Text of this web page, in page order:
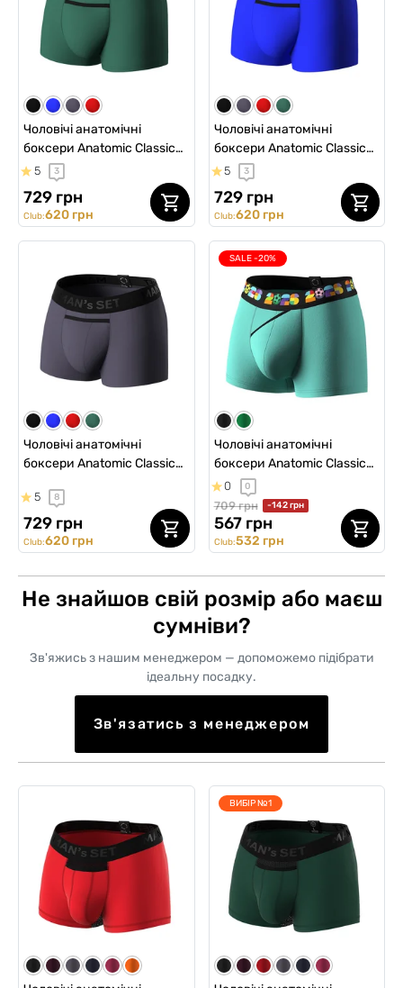
Чоловічі анатомічні
боксери Anatomic Classic
Black Series Micromodal,
темно-зелений
5 3
729 грн
Club:620 грн
Чоловічі анатомічні
боксери Anatomic Classic
Black Series Micromodal,
електрик
5 3
729 грн
Club:620 грн
Чоловічі анатомічні
боксери Anatomic Classic
графітовий
5 8
729 грн
Club:620 грн
SALE -20%
Чоловічі анатомічні
боксери Anatomic Classic
2.0 Color Series, FIFA,
ментоловий
0 0
709 грн -142 грн
567 грн
Club:532 грн
Не знайшов свій розмір або маєш
сумніви?
Зв'яжись з нашим менеджером — допоможемо підібрати
ідеальну посадку.
Зв'язатись з менеджером
ВИБІР №1